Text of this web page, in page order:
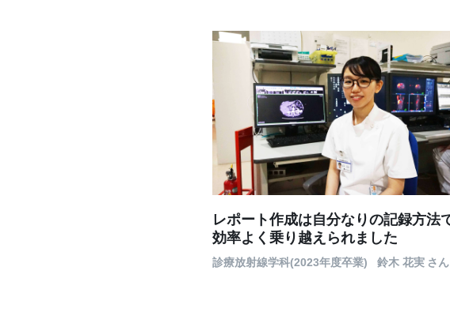
レポート作成は自分なりの記録方法
効率よく乗り越えられました
診療放射線学科(2023年度卒業) 鈴木 花実 さん